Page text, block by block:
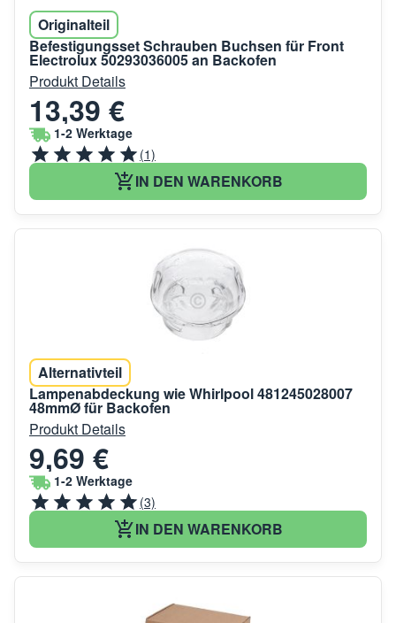
Originalteil
Befestigungsset Schrauben Buchsen für Front
Electrolux 50293036005 an Backofen
Produkt Details
13,39 €
1-2 Werktage
(1)
IN DEN WARENKORB
Alternativteil
Lampenabdeckung wie Whirlpool 481245028007
48mmØ für Backofen
Produkt Details
9,69 €
1-2 Werktage
(3)
IN DEN WARENKORB